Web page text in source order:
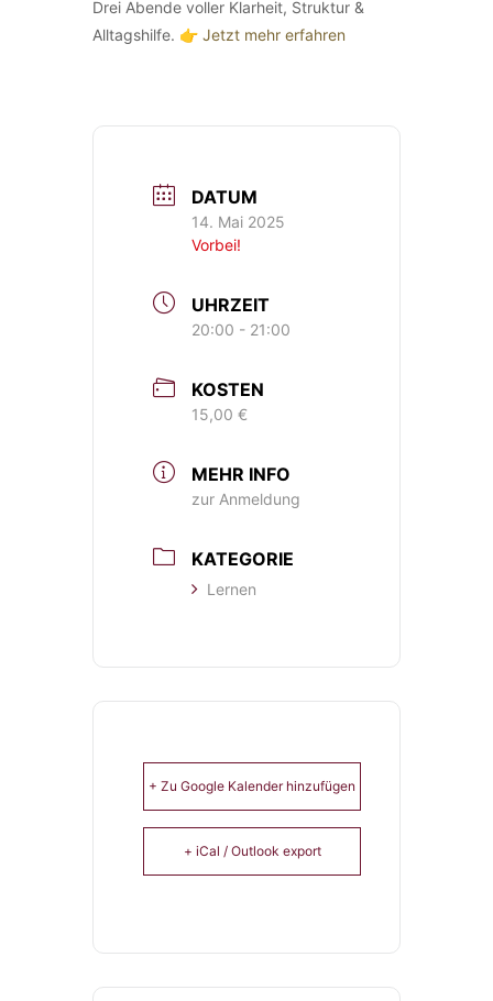
Drei Abende voller Klarheit, Struktur &
Alltagshilfe. 👉 Jetzt mehr erfahren
DATUM
14. Mai 2025
Vorbei!
UHRZEIT
20:00 - 21:00
KOSTEN
15,00 €
MEHR INFO
zur Anmeldung
KATEGORIE
Lernen
+ Zu Google Kalender hinzufügen
+ iCal / Outlook export